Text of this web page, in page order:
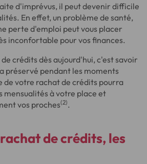
d'imprévus, il peut devenir difficile
En effet, un problème de santé,
perte d'emploi peut vous placer
inconfortable pour vos finances.
crédits dès aujourd'hui, c'est savoir
préservé pendant les moments
de votre rachat de crédits pourra
mensualités à votre place et
vos proches(2).
de crédits, les